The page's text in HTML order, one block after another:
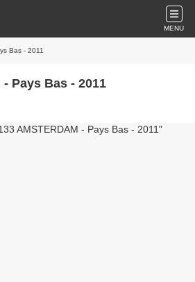
MENU
Bas - 2011
- Pays Bas - 2011